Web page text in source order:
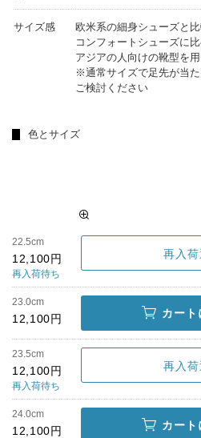
サイズ感
欧米系の細身シューズと
コンフォートシューズに
アジアの人向けの靴型を
※通常サイズで足先が当
ご検討ください
色とサイズ
22.5cm
12,100円
再入荷待ち
再入荷
23.0cm
12,100円 カート
23.5cm
12,100円
再入荷待ち
再入荷
24.0cm
12,100円 カート